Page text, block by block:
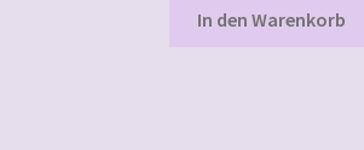
In den Warenkorb